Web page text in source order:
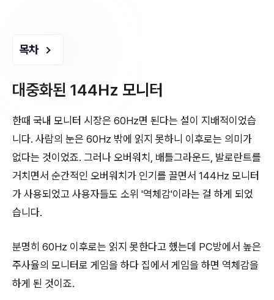
목차
대중화된 144Hz 모니터
한때 국내 모니터 시장은 60Hz면 된다는 설이 지배적이었습
니다. 사람의 눈은 60Hz 밖에 읽지 못하니 이후로는 의미가
없다는 것이었죠. 그러나 오버워치, 배틀그라운드, 발로란트를
거치면서 순간적인 오버워치가 인기를 끌면서 144Hz 모니터
가 사용되었고 사용자들도 소위 '역체감'이라는 걸 하게 되었
습니다.
분명히 60Hz 이후로는 읽지 못한다고 했는데 PC방에서 높은
주사율의 모니터로 게임을 하다 집에서 게임을 하면 역체감을
하게 된 것이죠.